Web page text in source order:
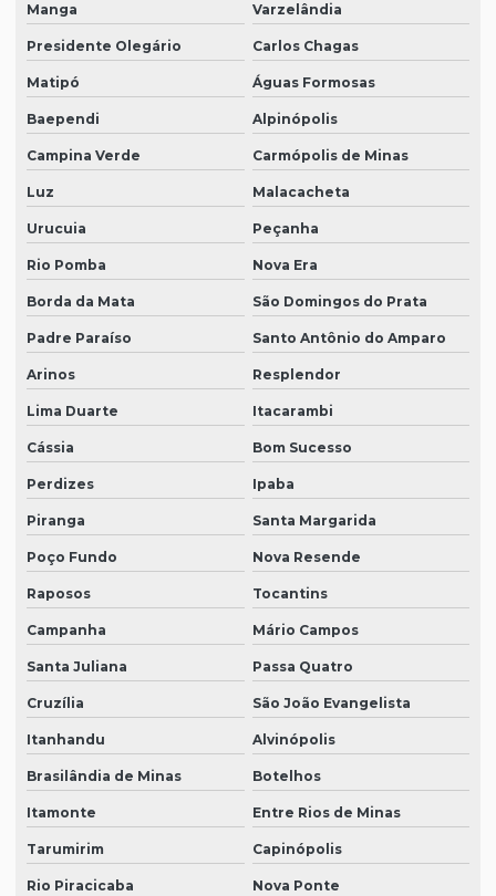
Manga Varzelândia
Presidente Olegário Carlos Chagas
Matipó Águas Formosas
Baependi Alpinópolis
Campina Verde Carmópolis de Minas
Luz Malacacheta
Urucuia Peçanha
Rio Pomba Nova Era
Borda da Mata São Domingos do Prata
Padre Paraíso Santo Antônio do Amparo
Arinos Resplendor
Lima Duarte Itacarambi
Cássia Bom Sucesso
Perdizes Ipaba
Piranga Santa Margarida
Poço Fundo Nova Resende
Raposos Tocantins
Campanha Mário Campos
Santa Juliana Passa Quatro
Cruzília São João Evangelista
Itanhandu Alvinópolis
Brasilândia de Minas Botelhos
Itamonte Entre Rios de Minas
Tarumirim Capinópolis
Rio Piracicaba Nova Ponte